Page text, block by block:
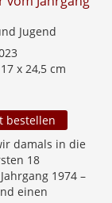
Jugend
x 24,5 cm
bestellen
damals in die
18
1974 –
einen